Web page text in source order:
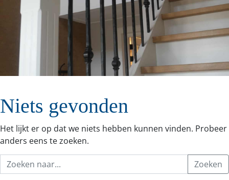
Niets gevonden
Het lijkt er op dat we niets hebben kunnen vinden. Probeer
anders eens te zoeken.